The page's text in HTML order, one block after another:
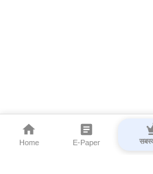
Home E-Paper